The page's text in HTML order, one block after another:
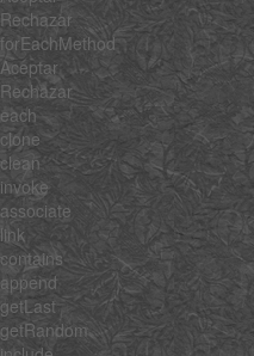
Rechazar
forEachMethod
Aceptar
Rechazar
each
clone
clean
invoke
associate
link
contains
append
getLast
getRandom